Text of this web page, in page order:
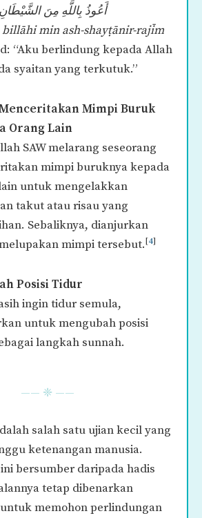
أَعُوذُ بِاللَّهِ مِنَ
billāhi min ash-shayṭānir-rajīm
“Aku berlindung kepada Allah
syaitan yang terkutuk.”
Mimpi Buruk
Orang Lain
SAW melarang seseorang
mimpi buruknya kepada
untuk mengelakkan
takut atau risau yang
Sebaliknya, dianjurkan
mimpi tersebut.[4]
Posisi Tidur
ingin tidur semula,
untuk mengubah posisi
langkah sunnah.
—— ❈ ——
salah satu ujian kecil yang
ketenangan manusia.
bersumber daripada hadis
tetap dibenarkan
memohon perlindungan